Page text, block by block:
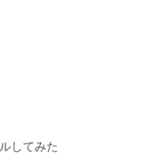
してみた